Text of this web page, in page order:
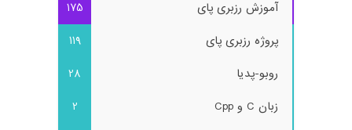
آموزش رزبری پای
175
پروژه رزبری پای
119
روبو-پدیا
28
زبان C و Cpp
2